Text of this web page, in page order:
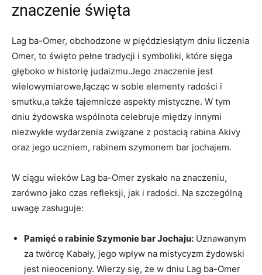
znaczenie święta
Lag ba-Omer, ‌obchodzone w pięćdziesiątym dniu liczenia
Omer, ‍to święto pełne ⁢tradycji i symboliki, które sięga
głęboko w ‌historię‍ judaizmu.Jego znaczenie jest
wielowymiarowe,łącząc w sobie elementy‍ radości i
smutku,a także tajemnicze aspekty mistyczne. W tym
dniu⁤ żydowska wspólnota celebruje między innymi
niezwykłe wydarzenia związane z‌ postacią rabina‍ Akivy
oraz jego uczniem, rabinem szymonem bar jochajem.
W ciągu wieków Lag ba-Omer zyskało ⁣na ​znaczeniu,
zarówno jako czas⁢ refleksji, jak i radości. Na szczególną
uwagę ​zasługuje:
Pamięć o rabinie Szymonie bar Jochaju: Uznawanym
za twórcę ⁢Kabały, jego wpływ na mistycyzm żydowski
jest nieoceniony.⁢ Wierzy się, że w dniu Lag ba-Omer